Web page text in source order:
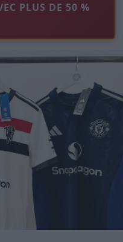
PLUS DE 50 %